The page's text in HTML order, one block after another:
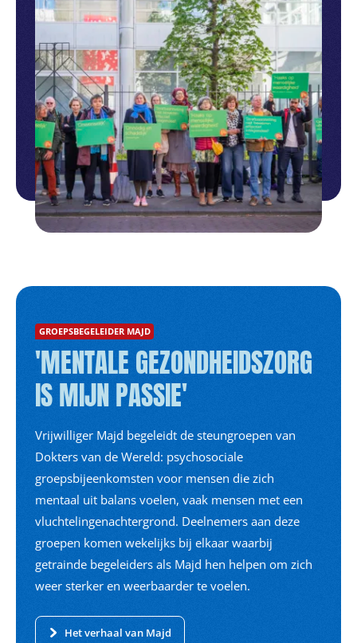
GROEPSBEGELEIDER MAJD
'MENTALE GEZONDHEIDSZORG
IS MIJN PASSIE'
Vrijwilliger Majd begeleidt de steungroepen van
Dokters van de Wereld: psychosociale
groepsbijeenkomsten voor mensen die zich
mentaal uit balans voelen, vaak mensen met een
vluchtelingenachtergrond. Deelnemers aan deze
groepen komen wekelijks bij elkaar waarbij
getrainde begeleiders als Majd hen helpen om zich
weer sterker en weerbaarder te voelen.
Het verhaal van Majd